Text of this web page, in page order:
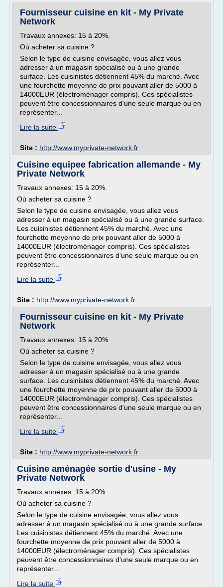
Fournisseur cuisine en kit - My Private
Network
Travaux annexes: 15 à 20%.
Où acheter sa cuisine ?
Selon le type de cuisine envisagée, vous allez vous
adresser à un magasin spécialisé ou à une grande
surface. Les cuisinistes détiennent 45% du marché. Avec
une fourchette moyenne de prix pouvant aller de 5000 à
14000EUR (électroménager compris). Ces spécialistes
peuvent être concessionnaires d'une seule marque ou en
représenter...
Lire la suite
Site : http://www.myprivate-network.fr
Cuisine equipee fabrication allemande - My
Private Network
Travaux annexes: 15 à 20%.
Où acheter sa cuisine ?
Selon le type de cuisine envisagée, vous allez vous
adresser à un magasin spécialisé ou à une grande surface.
Les cuisinistes détiennent 45% du marché. Avec une
fourchette moyenne de prix pouvant aller de 5000 à
14000EUR (électroménager compris). Ces spécialistes
peuvent être concessionnaires d'une seule marque ou en
représenter...
Lire la suite
Site : http://www.myprivate-network.fr
Fournisseur cuisine en kit - My Private
Network
Travaux annexes: 15 à 20%.
Où acheter sa cuisine ?
Selon le type de cuisine envisagée, vous allez vous
adresser à un magasin spécialisé ou à une grande
surface. Les cuisinistes détiennent 45% du marché. Avec
une fourchette moyenne de prix pouvant aller de 5000 à
14000EUR (électroménager compris). Ces spécialistes
peuvent être concessionnaires d'une seule marque ou en
représenter...
Lire la suite
Site : http://www.myprivate-network.fr
Cuisine aménagée sortie d'usine - My
Private Network
Travaux annexes: 15 à 20%.
Où acheter sa cuisine ?
Selon le type de cuisine envisagée, vous allez vous
adresser à un magasin spécialisé ou à une grande surface.
Les cuisinistes détiennent 45% du marché. Avec une
fourchette moyenne de prix pouvant aller de 5000 à
14000EUR (électroménager compris). Ces spécialistes
peuvent être concessionnaires d'une seule marque ou en
représenter...
Lire la suite